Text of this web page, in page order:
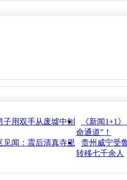
子用双手从废墟中刨
《新闻1+1
命通道”！
见闻：震后清真寺里
贵州威宁受
转移七千余人